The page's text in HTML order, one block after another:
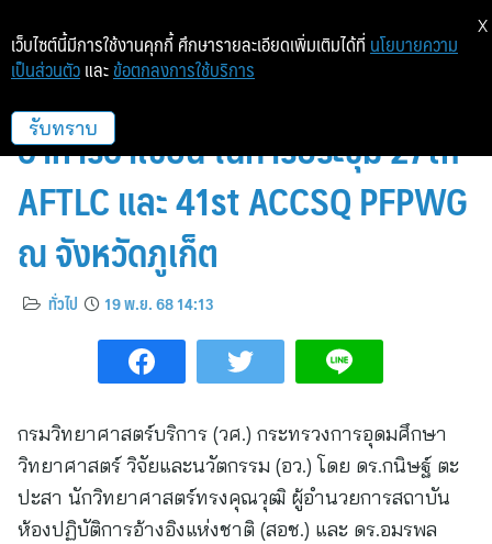
วศ.อว. ร่วมขับเคลื่อนความเชื่อมั่น
อาหารอาเซียน ในการประชุม 27th
AFTLC และ 41st ACCSQ PFPWG
ณ จังหวัดภูเก็ต
ทั่วไป 19 พ.ย. 68 14:13
กรมวิทยาศาสตร์บริการ (วศ.) กระทรวงการอุดมศึกษา
วิทยาศาสตร์ วิจัยและนวัตกรรม (อว.) โดย ดร.กนิษฐ์ ตะ
ปะสา นักวิทยาศาสตร์ทรงคุณวุฒิ ผู้อำนวยการสถาบัน
ห้องปฏิบัติการอ้างอิงแห่งชาติ (สอช.) และ ดร.อมรพล
เว็บไซต์นี้มีการใช้งานคุกกี้ ศึกษารายละเอียดเพิ่มเติมได้ที่ นโยบายความ
เป็นส่วนตัว และ ข้อตกลงการใช้บริการ
รับทราบ
X